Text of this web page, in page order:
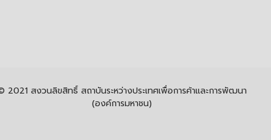
2021 สงวนลิขสิทธิ์ สถาบันระหว่างประเทศเพื่อการค้าและการพัฒนา
(องค์การมหาชน)